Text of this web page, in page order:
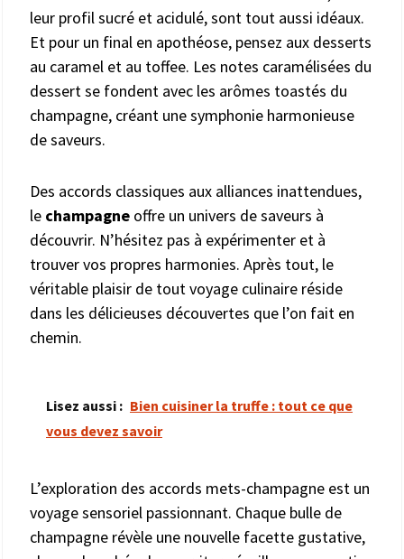
leur profil sucré et acidulé, sont tout aussi idéaux.
Et pour un final en apothéose, pensez aux desserts
au caramel et au toffee. Les notes caramélisées du
dessert se fondent avec les arômes toastés du
champagne, créant une symphonie harmonieuse
de saveurs.
Des accords classiques aux alliances inattendues,
le champagne offre un univers de saveurs à
découvrir. N’hésitez pas à expérimenter et à
trouver vos propres harmonies. Après tout, le
véritable plaisir de tout voyage culinaire réside
dans les délicieuses découvertes que l’on fait en
chemin.
Lisez aussi : Bien cuisiner la truffe : tout ce que
vous devez savoir
L’exploration des accords mets-champagne est un
voyage sensoriel passionnant. Chaque bulle de
champagne révèle une nouvelle facette gustative,